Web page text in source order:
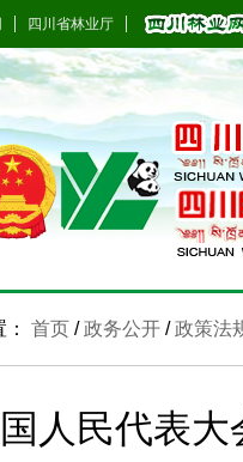
四川省林业厅
首页 /政务公开 /政策法
人民代表